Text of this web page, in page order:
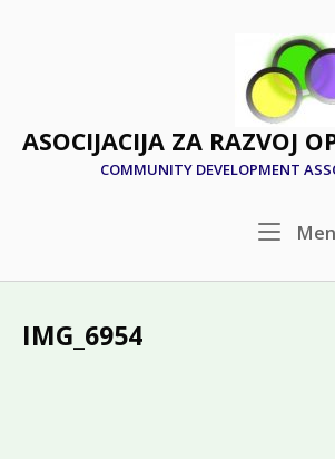
Home
АSOCIJACIJA ZA RAZVOJ
COMMUNITY DEVELOPMENT
IMG_6954